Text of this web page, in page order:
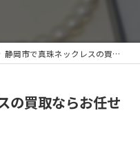
静岡市で真珠ネックレスの買取ならお任せください！
の買取ならお任せ